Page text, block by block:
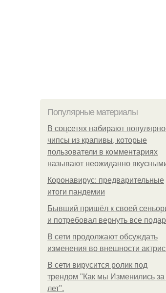
Популярные материалы
В соцсетях набирают
чипсы из крапивы, которые
пользователи в комментариях
называют неожиданно
Коронавирус: предварительные
итоги пандемии
Бывший пришёл к своей
и потребовал вернуть все
В сети продолжают обсуждать
изменения во внешности
В сети вирусится ролик под
трендом "Как мы Изменились за
лет".